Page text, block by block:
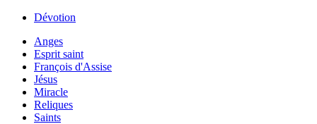
Dévotion
Anges
Esprit saint
François d'Assise
Jésus
Miracle
Reliques
Saints